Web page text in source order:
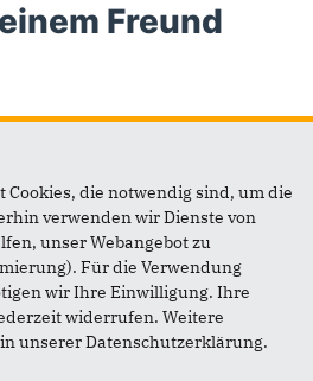
Freund
Inhalte unserer Homepage
wird benötigt um die
weiterempfehlen, zu
kommt, und dass es
Cookies, die notwendig sind, um die
verwenden wir Dienste von
unser Webangebot zu
Für die Verwendung
wir Ihre Einwilligung. Ihre
widerrufen. Weitere
unserer Datenschutzerklärung.